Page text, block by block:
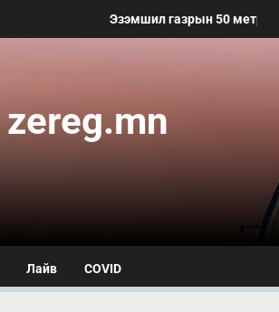
Эзэмшил газрын 50 метр
zereg.mn
Лайв COVID